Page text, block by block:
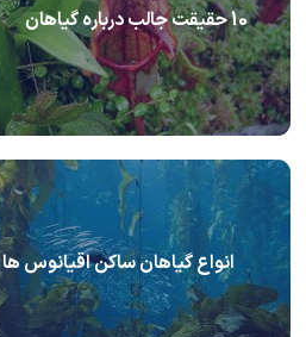
10 حقیقت جالب درباره گیاهان
انواع گیاهان ساکن اقیانوس ها